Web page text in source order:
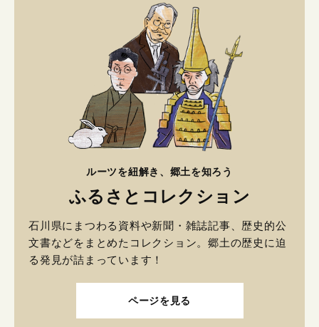
ルーツを紐解き、郷土を知ろう
ふるさとコレクション
石川県にまつわる資料や新聞・雑誌記事、歴史的公
文書などをまとめたコレクション。郷土の歴史に迫
る発見が詰まっています！
ページを見る